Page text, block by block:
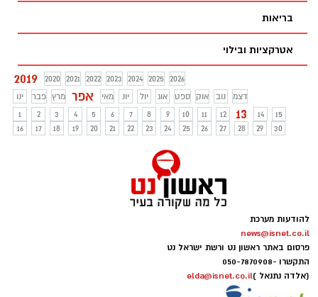
בריאות
אטרקציות ובילוי
2019 2020 2021 2022 2023 2024 2025
2026
ינו
פבר מרץ אפר מאי יונ יול אוג ספט אוק נוב
דצמ
1
2 3 4 5 6 7 8 9 10 11 12 13 14
15
16
17 18 19 20 21 22 23 24 25 26 27 28 29 30
להודעות מערכת
news@isnet.co.il
פרסום באתר ראשון נט ורשת ישראל נט
התקשרו -050-7870908
(אלדה נתנאל )elda@isnet.co.il